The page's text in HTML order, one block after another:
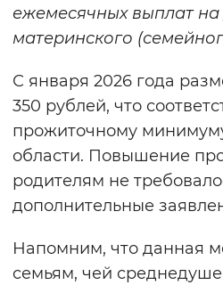
Включены
Воспроизвести
Вернуть
ежемесячных выплат на
материнского
С января 2026 года
350 рублей, что
прожиточному
области. Повышение
родителям не
дополнительные
Напомним, что данная
семьям, чей